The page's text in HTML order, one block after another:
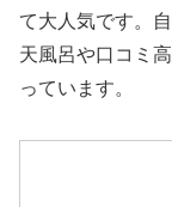
て大人気です。
天風呂や口コミ
っています。